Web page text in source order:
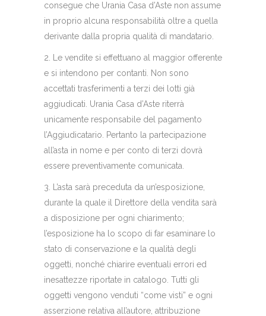
consegue che Urania Casa d’Aste non assume
in proprio alcuna responsabilità oltre a quella
derivante dalla propria qualità di mandatario.
2. Le vendite si effettuano al maggior offerente
e si intendono per contanti. Non sono
accettati trasferimenti a terzi dei lotti già
aggiudicati. Urania Casa d’Aste riterrà
unicamente responsabile del pagamento
l’Aggiudicatario. Pertanto la partecipazione
all’asta in nome e per conto di terzi dovrà
essere preventivamente comunicata.
3. L’asta sarà preceduta da un’esposizione,
durante la quale il Direttore della vendita sarà
a disposizione per ogni chiarimento;
l’esposizione ha lo scopo di far esaminare lo
stato di conservazione e la qualità degli
oggetti, nonché chiarire eventuali errori ed
inesattezze riportate in catalogo. Tutti gli
oggetti vengono venduti “come visti” e ogni
asserzione relativa all’autore, attribuzione